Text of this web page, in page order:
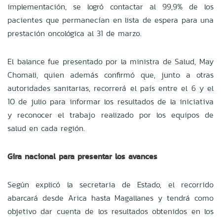
implementación, se logró contactar al 99,9% de los
pacientes que permanecían en lista de espera para una
prestación oncológica al 31 de marzo.
El balance fue presentado por la ministra de Salud, May
Chomali, quien además confirmó que, junto a otras
autoridades sanitarias, recorrerá el país entre el 6 y el
10 de julio para informar los resultados de la iniciativa
y reconocer el trabajo realizado por los equipos de
salud en cada región.
Gira nacional para presentar los avances
Según explicó la secretaria de Estado, el recorrido
abarcará desde Arica hasta Magallanes y tendrá como
objetivo dar cuenta de los resultados obtenidos en los